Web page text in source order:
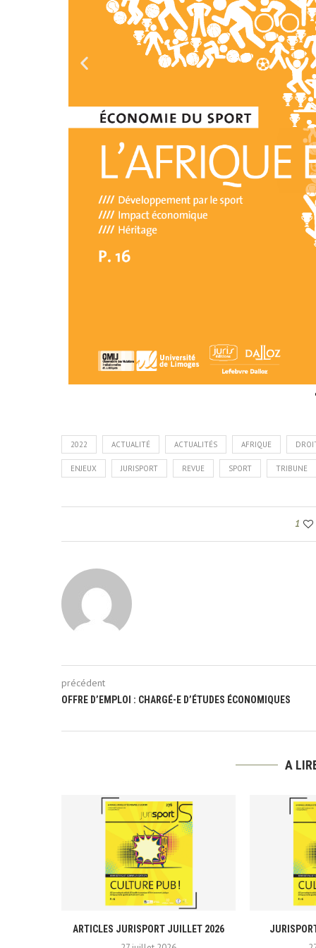
2022 ACTUALITÉ ACTUALITÉS AFRIQUE
ENJEUX JURISPORT REVUE SPORT TRIBUNE
1
précédent
OFFRE D’EMPLOI : CHARGÉ-E D’ÉTUDES ÉCONOMIQUES
A
ARTICLES JURISPORT JUILLET 2026